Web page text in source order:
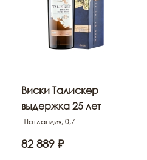
Виски Талискер
выдержка 25 лет
Шотландия, 0,7
82 889 ₽